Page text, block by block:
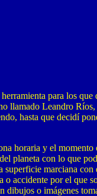
para los
llamado Leandro
hasta que decidí
horaria y el
planeta con lo que
marciana
accidente por el que
dibujos o imágenes